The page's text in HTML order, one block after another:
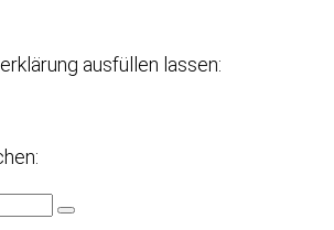
ausfüllen lassen: